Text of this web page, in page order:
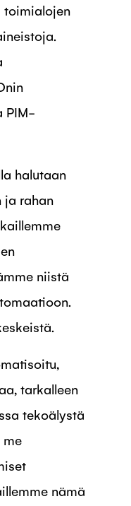
PIM-
halutaan
ja rahan
niistä
tarkalleen
tekoälystä
nämä